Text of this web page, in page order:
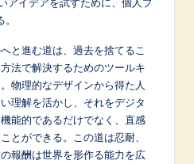
と進む道は、過去を捨てるこ
法で解決するためのツールキ
物理的なデザインから得た人
理解を活かし、それをデジタ
能的であるだけでなく、直感
とができる。この道は忍耐、
報酬は世界を形作る能力を広